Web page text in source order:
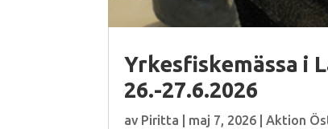
Yrkesfiskemässa i
26.-27.6.2026
av Piritta maj 7, 2026 |Aktion